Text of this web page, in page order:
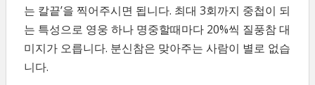
는 칼끝’을 찍어주시면 됩니다. 최대 3회까지 중첩이 되
는 특성으로 영웅 하나 명중할때마다 20%씩 질풍참 대
미지가 오릅니다. 분신참은 맞아주는 사람이 별로 없습
니다.